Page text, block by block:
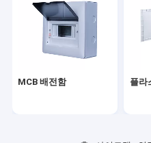
실외 배전반
등전위 상자
MCB 배전함 플라